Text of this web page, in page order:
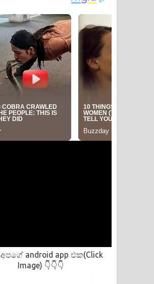
අපගේ android app එක(Click
Image) 👇👇👇